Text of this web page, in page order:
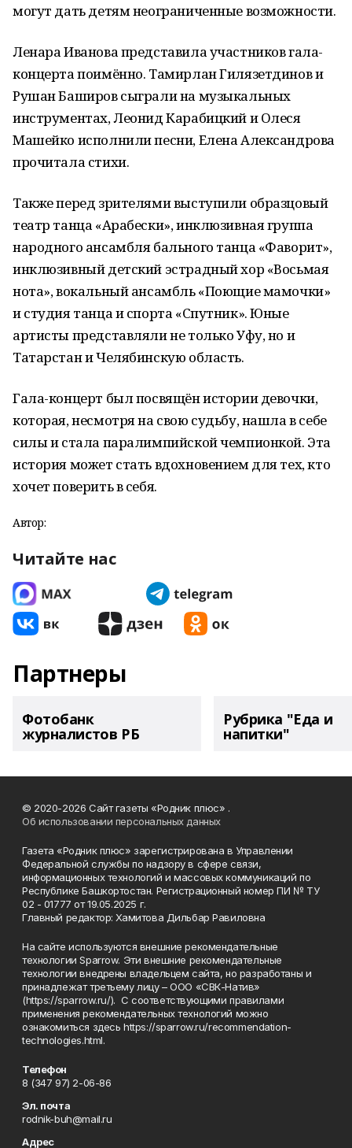
могут дать детям неограниченные возможности.
Ленара Иванова представила участников гала-
концерта поимённо. Тамирлан Гилязетдинов и
Рушан Баширов сыграли на музыкальных
инструментах, Леонид Карабицкий и Олеся
Машейко исполнили песни, Елена Александрова
прочитала стихи.
Также перед зрителями выступили образцовый
театр танца «Арабески», инклюзивная группа
народного ансамбля бального танца «Фаворит»,
инклюзивный детский эстрадный хор «Восьмая
нота», вокальный ансамбль «Поющие мамочки»
и студия танца и спорта «Спутник». Юные
артисты представляли не только Уфу, но и
Татарстан и Челябинскую область.
Гала-концерт был посвящён истории девочки,
которая, несмотря на свою судьбу, нашла в себе
силы и стала паралимпийской чемпионкой. Эта
история может стать вдохновением для тех, кто
хочет поверить в себя.
Автор:
Читайте нас
Партнеры
Фотобанк
журналистов РБ
Рубрика "Еда и
напитки"
© 2020-2026 Сайт газеты «Родник плюс» .
Об использовании персональных данных
Газета «Родник плюс» зарегистрирована в Управлении
Федеральной службы по надзору в сфере связи,
информационных технологий и массовых коммуникаций по
Республике Башкортостан. Регистрационный номер ПИ № ТУ
02 - 01777 от 19.05.2025 г.
Главный редактор: Хамитова Дильбар Равиловна
На сайте используются внешние рекомендательные
технологии Sparrow. Эти внешние рекомендательные
технологии внедрены владельцем сайта, но разработаны и
принадлежат третьему лицу – ООО «СВК-Натив»
(https://sparrow.ru/). С соответствующими правилами
применения рекомендательных технологий можно
ознакомиться здесь https://sparrow.ru/recommendation-
technologies.html.
Телефон
8 (347 97) 2-06-86
Эл. почта
rodnik-buh@mail.ru
Адрес